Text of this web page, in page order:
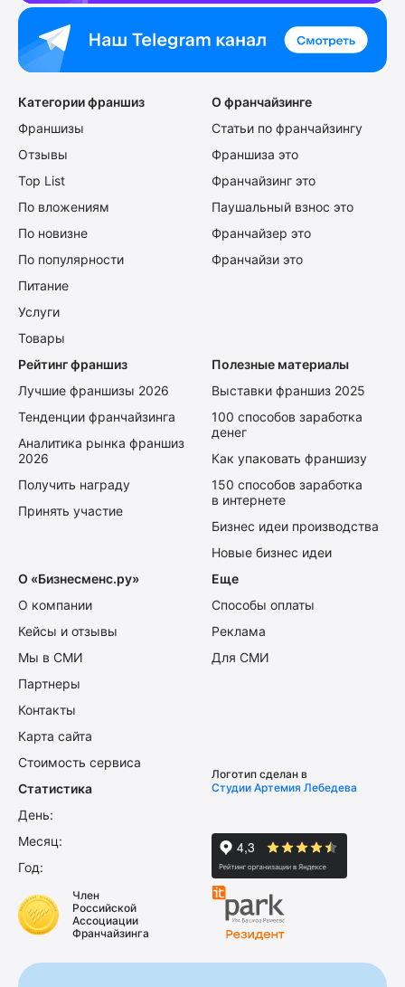
Категории франшиз
Франшизы
Отзывы
Top List
По вложениям
По новизне
По популярности
Питание
Услуги
Товары
О франчайзинге
Статьи по франчайзингу
Франшиза это
Франчайзинг это
Паушальный взнос это
Франчайзер это
Франчайзи это
Рейтинг франшиз
Лучшие франшизы 2026
Тенденции франчайзинга
Аналитика рынка франшиз
2026
Получить награду
Принять участие
Полезные материалы
Выставки франшиз 2025
100 способов заработка
денег
Как упаковать франшизу
150 способов заработка
в интернете
Бизнес идеи производства
Новые бизнес идеи
О «Бизнесменс.ру»
О компании
Кейсы и отзывы
Мы в СМИ
Партнеры
Контакты
Карта сайта
Стоимость сервиса
Еще
Способы оплаты
Реклама
Для СМИ
Статистика
День:
Месяц:
Год:
Логотип сделан в
Студии Артемия Лебедева
Член
Российской
Ассоциации
Франчайзинга